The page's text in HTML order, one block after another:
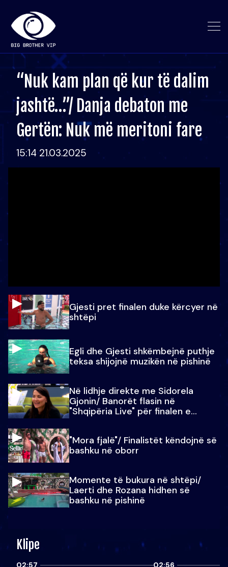
“Nuk kam plan që kur të dalim
jashtë…”/ Danja debaton me
Gertën: Nuk më meritoni fare
15:14 21.03.2025
Gjesti pret finalen duke kërcyer në
shtëpi
Egli dhe Gjesti shkëmbejnë puthje
teksa shijojnë muzikën në pishinë
Në lidhje direkte me Sidorela
Gjonin/ Banorët flasin në
"Shqipëria Live" për finalen e
"Mora fjalë"/ Finalistët këndojnë së
bashku në oborr
Momente të bukura në shtëpi/
Laerti dhe Rozana hidhen së
bashku në pishinë
Klipe
02:57 02:56